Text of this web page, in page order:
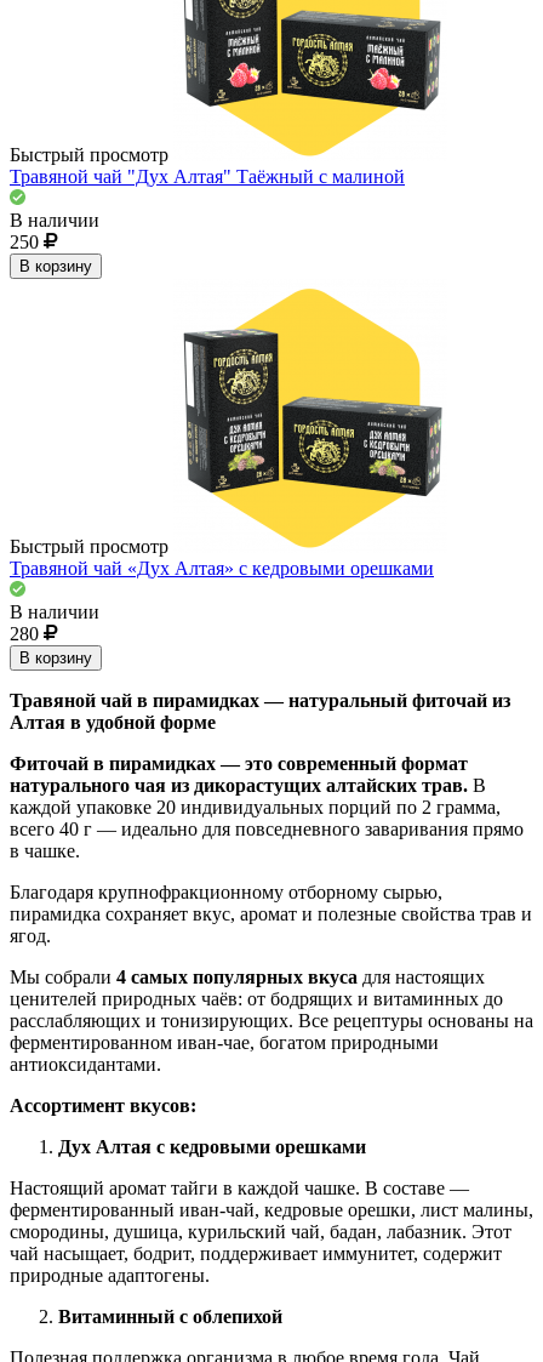
Быстрый просмотр
Травяной чай "Дух Алтая" Таёжный с малиной
В наличии
250
В корзину
Быстрый просмотр
Травяной чай «Дух Алтая» с кедровыми орешками
В наличии
280
В корзину
Травяной чай в пирамидках — натуральный фиточай из
Алтая в удобной форме
Фиточай в пирамидках — это современный формат
натурального чая из дикорастущих алтайских трав. В
каждой упаковке 20 индивидуальных порций по 2 грамма,
всего 40 г — идеально для повседневного заваривания прямо
в чашке.
Благодаря крупнофракционному отборному сырью,
пирамидка сохраняет вкус, аромат и полезные свойства трав и
ягод.
Мы собрали 4 самых популярных вкуса для настоящих
ценителей природных чаёв: от бодрящих и витаминных до
расслабляющих и тонизирующих. Все рецептуры основаны на
ферментированном иван-чае, богатом природными
антиоксидантами.
Ассортимент вкусов:
Дух Алтая с кедровыми орешками
Настоящий аромат тайги в каждой чашке. В составе —
ферментированный иван-чай, кедровые орешки, лист малины,
смородины, душица, курильский чай, бадан, лабазник. Этот
чай насыщает, бодрит, поддерживает иммунитет, содержит
природные адаптогены.
Витаминный с облепихой
Полезная поддержка организма в любое время года. Чай